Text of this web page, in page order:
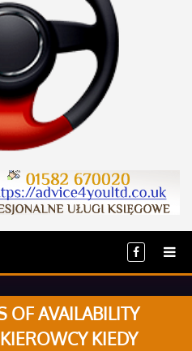
OF AVAILABILITY
KIEDY